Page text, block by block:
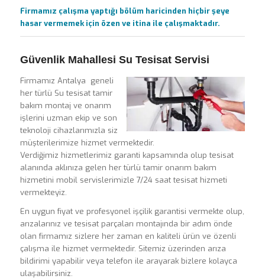
Firmamız çalışma yaptığı bölüm haricinden hiçbir şeye
hasar vermemek için özen ve itina ile çalışmaktadır.
Güvenlik Mahallesi Su Tesisat Servisi
Firmamız Antalya geneli
her türlü Su tesisat tamir
bakım montaj ve onarım
işlerini uzman ekip ve son
teknoloji cihazlarımızla siz
müşterilerimize hizmet vermektedir.
Verdiğimiz hizmetlerimiz garanti kapsamında olup tesisat
alanında aklınıza gelen her türlü tamir onarım bakım
hizmetini mobil servislerimizle 7/24 saat tesisat hizmeti
vermekteyiz.
En uygun fiyat ve profesyonel işçilik garantisi vermekte olup,
arızalarınız ve tesisat parçaları montajında bir adım önde
olan firmamız sizlere her zaman en kaliteli ürün ve özenli
çalışma ile hizmet vermektedir. Sitemiz üzerinden arıza
bildirimi yapabilir veya telefon ile arayarak bizlere kolayca
ulaşabilirsiniz.